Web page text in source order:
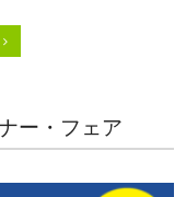
ー・フェア